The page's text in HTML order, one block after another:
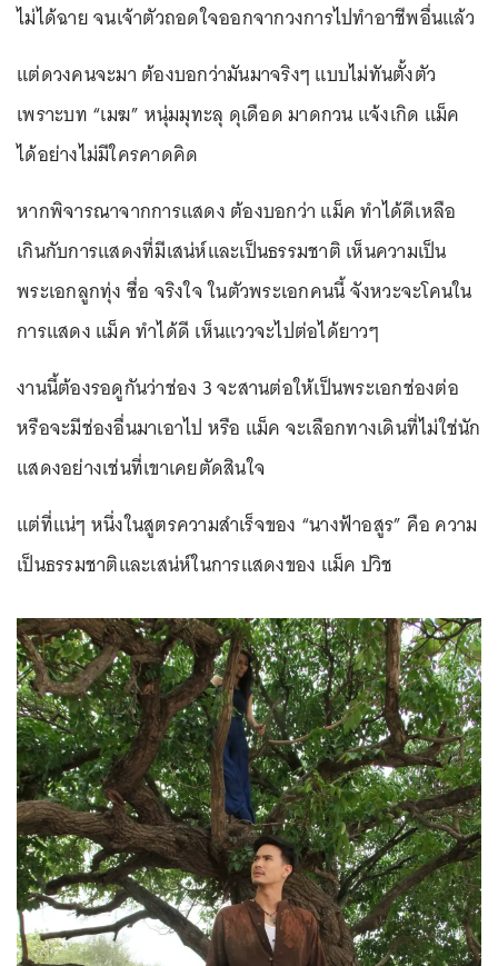
ไม่ได้ฉาย จนเจ้าตัวถอดใจออกจากวงการไปทำอาชีพอื่นแล้ว
แต่ดวงคนจะมา ต้องบอกว่ามันมาจริงๆ แบบไม่ทันตั้งตัว
เพราะบท “เมฆ” หนุ่มมุทะลุ ดุเดือด มาดกวน แจ้งเกิด แม็ค
ได้อย่างไม่มีใครคาดคิด
หากพิจารณาจากการแสดง ต้องบอกว่า แม็ค ทำได้ดีเหลือ
เกินกับการแสดงที่มีเสน่ห์และเป็นธรรมชาติ เห็นความเป็น
พระเอกลูกทุ่ง ซื่อ จริงใจ ในตัวพระเอกคนนี้ จังหวะจะโคนใน
การแสดง แม็ค ทำได้ดี เห็นแววจะไปต่อได้ยาวๆ
งานนี้ต้องรอดูกันว่าช่อง 3 จะสานต่อให้เป็นพระเอกช่องต่อ
หรือจะมีช่องอื่นมาเอาไป หรือ แม็ค จะเลือกทางเดินที่ไม่ใช่นัก
แสดงอย่างเช่นที่เขาเคยตัดสินใจ
แต่ที่แน่ๆ หนึ่งในสูตรความสำเร็จของ “นางฟ้าอสูร” คือ ความ
เป็นธรรมชาติและเสน่ห์ในการแสดงของ แม็ค ปวิช